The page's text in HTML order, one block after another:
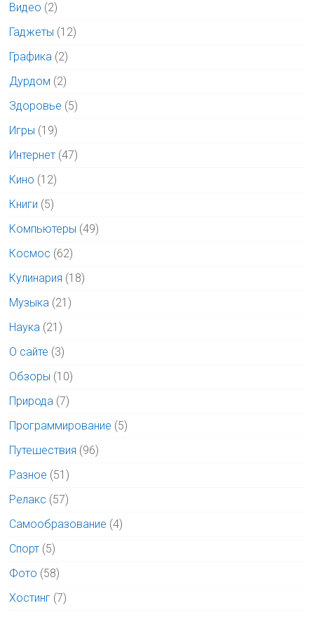
Видео (2)
Гаджеты (12)
Графика (2)
Дурдом (2)
Здоровье (5)
Игры (19)
Интернет (47)
Кино (12)
Книги (5)
Компьютеры (49)
Космос (62)
Кулинария (18)
Музыка (21)
Наука (21)
О сайте (3)
Обзоры (10)
Природа (7)
Программирование (5)
Путешествия (96)
Разное (51)
Релакс (57)
Самообразование (4)
Спорт (5)
Фото (58)
Хостинг (7)